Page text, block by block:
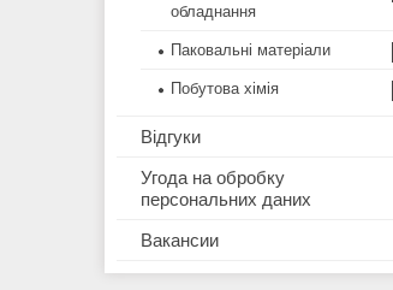
обладнання
Паковальні матеріали
Побутова хімія
Відгуки
Угода на обробку
персональних даних
Вакансии